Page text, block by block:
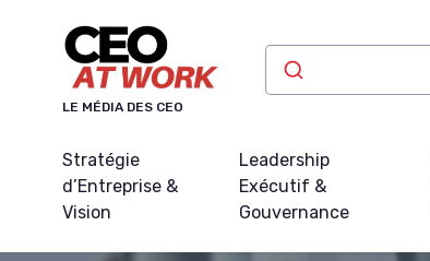
LE MÉDIA DES CEO
Stratégie
d’Entreprise &
Vision
Leadership
Exécutif &
Gouvernance